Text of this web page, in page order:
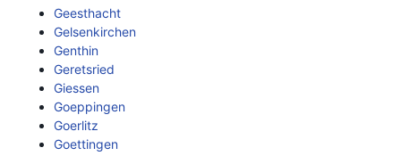
Geesthacht
Gelsenkirchen
Genthin
Geretsried
Giessen
Goeppingen
Goerlitz
Goettingen